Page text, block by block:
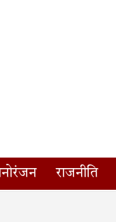
राजनीति